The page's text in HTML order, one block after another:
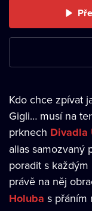
Kdo chce zpívat
Gigli… musí na
prknech Divadla
alias samozvaný
poradit s
právě na něj
Holuba s přáním